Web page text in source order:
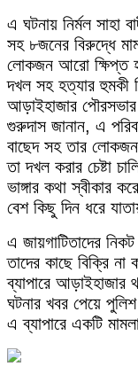
এ ঘটনায় নির্মল সাহা
সহ ৮জনের বিরুদ্ধে
লোকজন আরো ক্ষিপ্ত
দখল সহ হত্যার হুমকী
আড়াইহাজার পৌরসভার
গুরুদাস জানান, এ
বাছেদ সহ তার
তা দখল করার চেষ্টা
ভাঙ্গার কথা স্বীকার
বেশ কিছু দিন ধরে
এ জায়গাটিতাদের
তাদের কাছে বিক্রি
ব্যাপারে আড়াইহাজার
ঘটনার খবর পেয়ে
এ ব্যাপারে একটি